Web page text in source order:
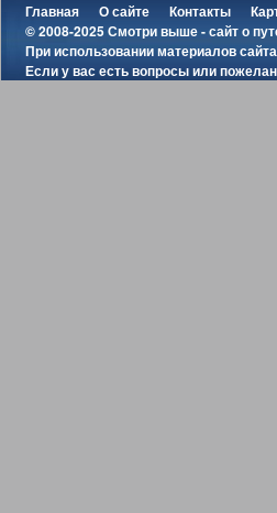
Главная О сайте Контакты
© 2008-2025 Смотри выше - сайт о
При использовании материалов
Если у вас есть вопросы или